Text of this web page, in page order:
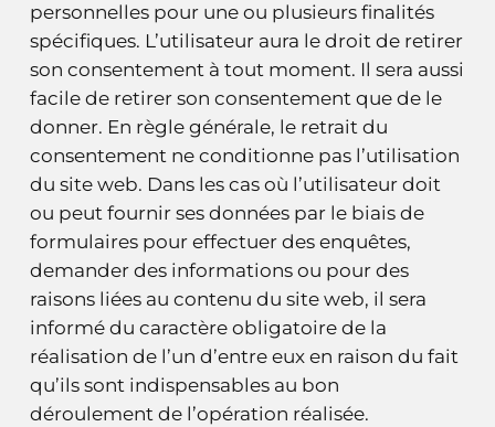
personnelles pour une ou plusieurs finalités
spécifiques. L’utilisateur aura le droit de retirer
son consentement à tout moment. Il sera aussi
facile de retirer son consentement que de le
donner. En règle générale, le retrait du
consentement ne conditionne pas l’utilisation
du site web. Dans les cas où l’utilisateur doit
ou peut fournir ses données par le biais de
formulaires pour effectuer des enquêtes,
demander des informations ou pour des
raisons liées au contenu du site web, il sera
informé du caractère obligatoire de la
réalisation de l’un d’entre eux en raison du fait
qu’ils sont indispensables au bon
déroulement de l’opération réalisée.